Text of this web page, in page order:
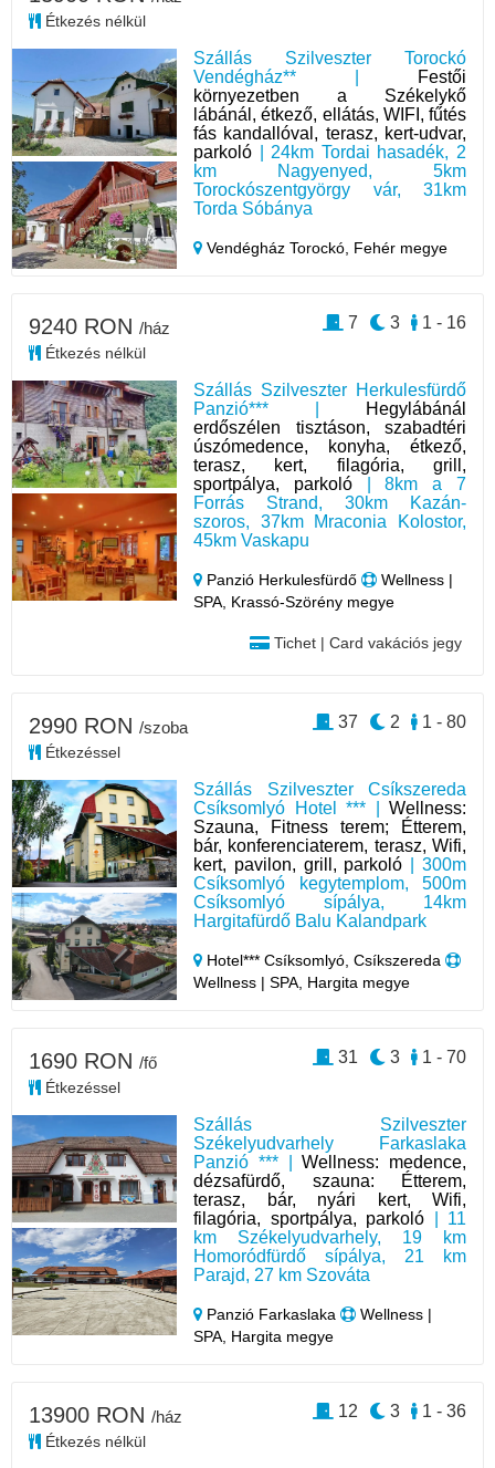
Szállás Szilveszter Torockó
Vendégház** |
Festői
környezetben a Székelykő
lábánál, étkező, ellátás, WIFI, fűtés
fás kandallóval, terasz, kert-udvar,
parkoló | 24km Tordai hasadék, 2
km Nagyenyed, 5km
Torockószentgyörgy vár, 31km
Torda Sóbánya
Vendégház Torockó, Fehér megye
Étkezés nélkül
Szállás Szilveszter Herkulesfürdő
Panzió*** |
Hegylábánál
erdőszélen tisztáson, szabadtéri
úszómedence, konyha, étkező,
terasz, kert, filagória, grill,
sportpálya, parkoló| 8km a 7
Forrás Strand, 30km Kazán-
szoros, 37km Mraconia Kolostor,
45km Vaskapu
Panzió Herkulesfürdő
Wellness |
SPA, Krassó-Szörény megye
Tichet | Card vakációs jegy
9240 RON /ház
Étkezés nélkül
1 - 16
3
7
Szállás Szilveszter Csíkszereda
Csíksomlyó Hotel *** | Wellness:
Szauna, Fitness terem; Étterem,
bár, konferenciaterem, terasz, Wifi,
kert, pavilon, grill, parkoló | 300m
Csíksomlyó kegytemplom, 500m
Csíksomlyó sípálya, 14km
Hargitafürdő Balu Kalandpark
Hotel*** Csíksomlyó, Csíkszereda
Wellness | SPA, Hargita megye
2990 RON /szoba
Étkezéssel
1 - 80
2
37
Szállás Szilveszter
Székelyudvarhely Farkaslaka
Panzió *** |Wellness: medence,
dézsafürdő, szauna: Étterem,
terasz, bár, nyári kert, Wifi,
filagória, sportpálya, parkoló | 11
km Székelyudvarhely, 19 km
Homoródfürdő sípálya, 21 km
Parajd, 27 km Szováta
Panzió Farkaslaka
Wellness |
SPA, Hargita megye
1690 RON /fő
Étkezéssel
1 - 70
3
31
13900 RON /ház
Étkezés nélkül
1 - 36
3
12